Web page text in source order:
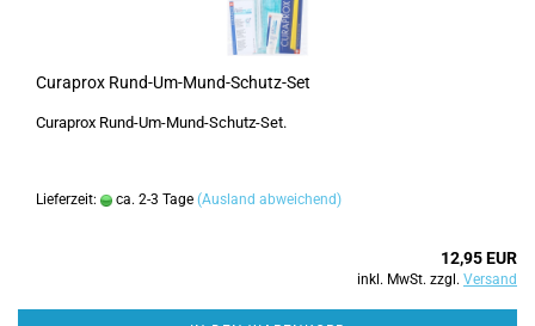
Curaprox Rund-Um-Mund-Schutz-Set
Curaprox Rund-Um-Mund-Schutz-Set.
Lieferzeit: ca. 2-3 Tage (Ausland abweichend)
12,95 EUR
inkl. MwSt. zzgl. Versand